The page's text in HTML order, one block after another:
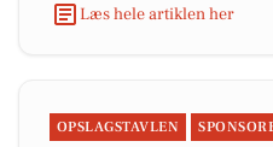
Læs hele artiklen her
OPSLAGSTAVLEN